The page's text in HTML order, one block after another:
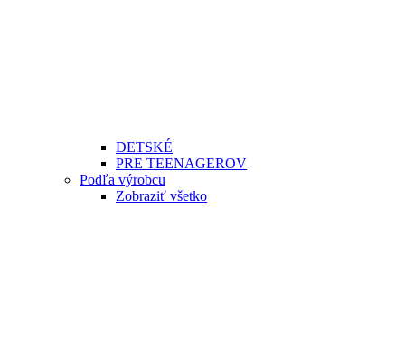
DETSKÉ
PRE TEENAGEROV
Podľa výrobcu
Zobraziť všetko